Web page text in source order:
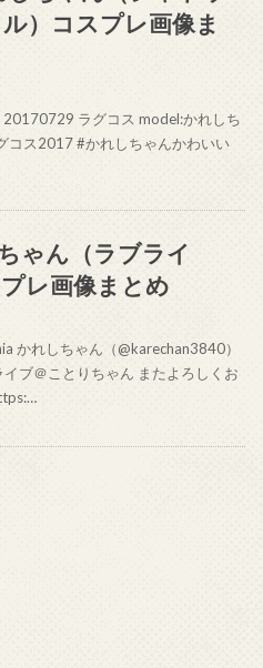
）コスプレ画像ま
ラグコス model:かれしち
コス2017 #かれしちゃんかわいい
ゃん（ラブライ
レ画像まとめ
かれしちゃん（@karechan3840）
ブ＠ことりちゃん またよろしくお